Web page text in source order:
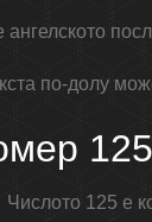
по-долу
Числото 125 е